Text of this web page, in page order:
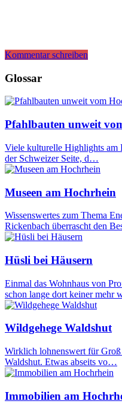
Kommentar schreiben
Glossar
Pfahlbauten unweit
Viele kulturelle Highlights
der Schweizer Seite, d…
Museen am Hochrhein
Wissenswertes zum Thema
Rickenbach überrascht den
Hüsli bei Häusern
Einmal das Wohnhaus von
schon lange dort keiner mehr
Wildgehege Waldshut
Wirklich lohnenswert für
Waldshut. Etwas abseits vo…
Immobilien am